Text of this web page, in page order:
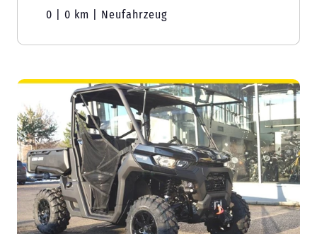
0 | 0 km | Neufahrzeug